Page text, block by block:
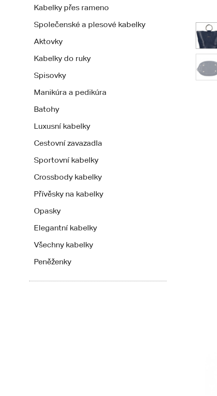
Kabelky přes rameno
Společenské a plesové kabelky
Aktovky
Kabelky do ruky
Spisovky
Manikúra a pedikúra
Batohy
Luxusní kabelky
Cestovní zavazadla
Sportovní kabelky
Crossbody kabelky
Přívěsky na kabelky
Opasky
Elegantní kabelky
Všechny kabelky
Peněženky